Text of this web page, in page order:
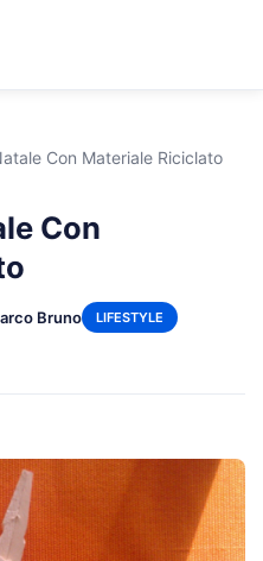
Con Materiale Riciclato
Con
Bruno LIFESTYLE